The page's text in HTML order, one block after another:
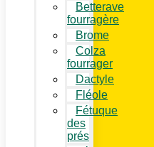
Betterave
fourragère
Brome
Colza
fourrager
Dactyle
Fléole
Fétuque
des
prés